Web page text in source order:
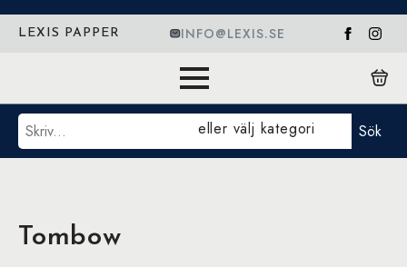
LEXIS PAPPER INFO@LEXIS.SE
Sök eller välj kategori Sök
Tombow